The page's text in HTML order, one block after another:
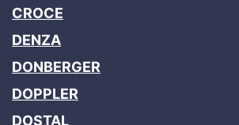
CROCE
DENZA
DONBERGER
DOPPLER
DOSTAL